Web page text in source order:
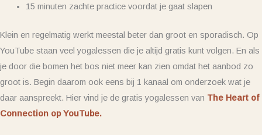
15 minuten zachte practice voordat je gaat slapen
Klein en regelmatig werkt meestal beter dan groot en sporadisch. Op
YouTube staan veel yogalessen die je altijd gratis kunt volgen. En als
je door die bomen het bos niet meer kan zien omdat het aanbod zo
groot is. Begin daarom ook eens bij 1 kanaal om onderzoek wat je
daar aanspreekt. Hier vind je de gratis yogalessen van The Heart of
Connection op YouTube.